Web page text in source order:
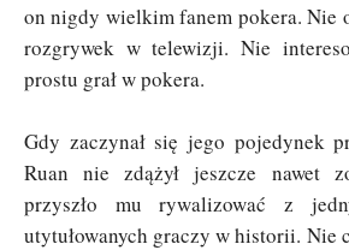
on nigdy wielkim fanem pokera. Nie
rozgrywek w telewizji. Nie
prostu grał w pokera.
Gdy zaczynał się jego pojedynek
Ruan nie zdążył jeszcze nawet
przyszło mu rywalizować z
utytułowanych graczy w historii. Nie